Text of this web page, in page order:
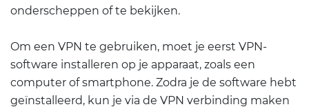
onderscheppen of te bekijken.
Om een VPN te gebruiken, moet je eerst VPN-
software installeren op je apparaat, zoals een
computer of smartphone. Zodra je de software hebt
geïnstalleerd, kun je via de VPN verbinding maken